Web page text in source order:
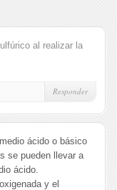
al realizar la
Responder
ácido o básico
se pueden llevar a
ácido.
y el